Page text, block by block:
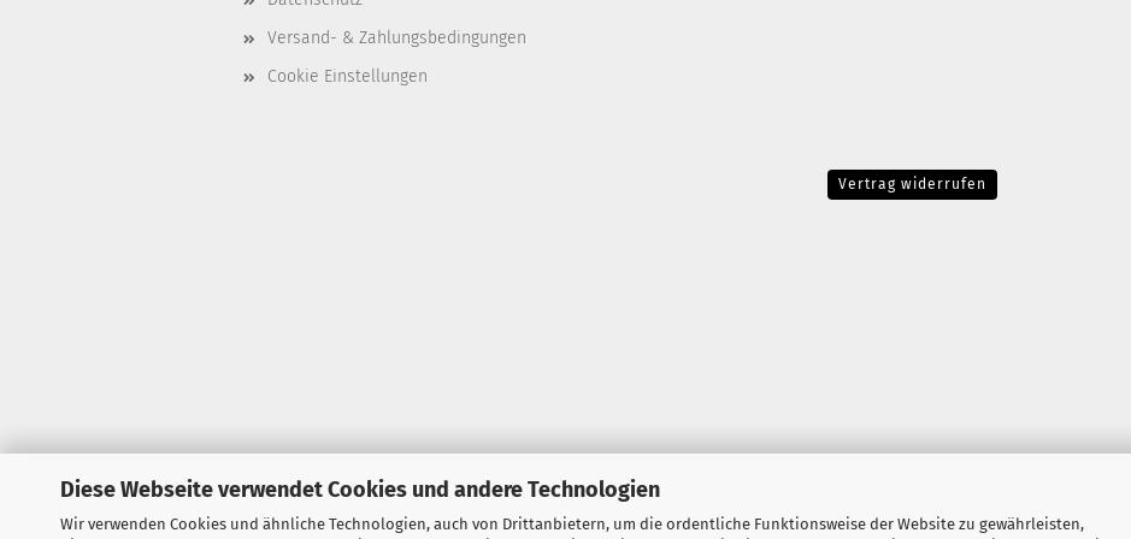
Diese Webseite verwendet Cookies und andere Technologien
Wir verwenden Cookies und ähnliche Technologien, auch von Drittanbietern, um die ordentliche Funktionsweise der Website zu gewährleisten,
Versand- & Zahlungsbedingungen
Cookie Einstellungen
Vertrag widerrufen